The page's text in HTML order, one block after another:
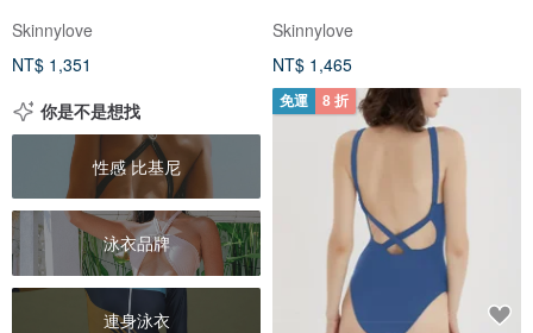
Skinnylove
NT$ 1,351
Skinnylove
NT$ 1,465
你是不是想找
性感 比基尼
泳衣品牌
連身泳衣
免運 8 折